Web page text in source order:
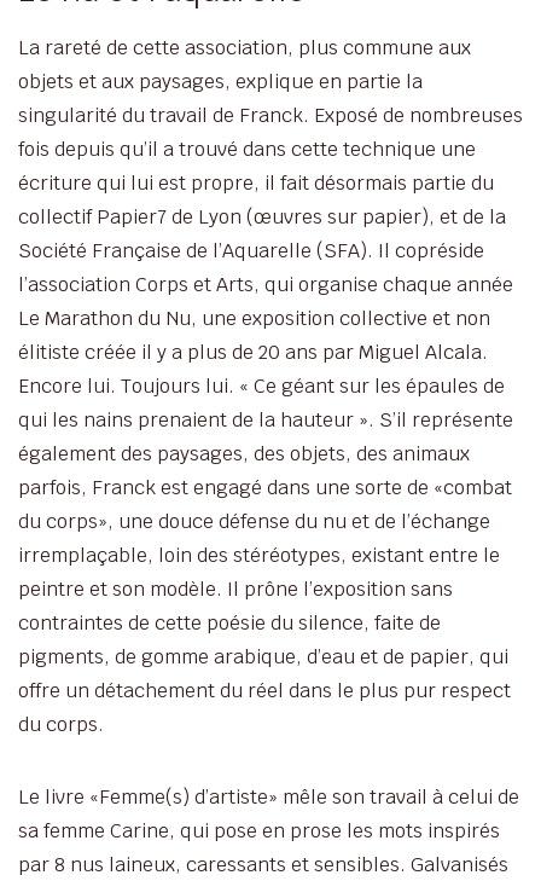
La rareté de cette association, plus commune aux
objets et aux paysages, explique en partie la
singularité du travail de Franck. Exposé de nombreuses
fois depuis qu’il a trouvé dans cette technique une
écriture qui lui est propre, il fait désormais partie du
collectif Papier7 de Lyon (œuvres sur papier), et de la
Société Française de l’Aquarelle (SFA). Il copréside
l’association Corps et Arts, qui organise chaque année
Le Marathon du Nu, une exposition collective et non
élitiste créée il y a plus de 20 ans par Miguel Alcala.
Encore lui. Toujours lui. « Ce géant sur les épaules de
qui les nains prenaient de la hauteur ». S’il représente
également des paysages, des objets, des animaux
parfois, Franck est engagé dans une sorte de «combat
du corps», une douce défense du nu et de l’échange
irremplaçable, loin des stéréotypes, existant entre le
peintre et son modèle. Il prône l’exposition sans
contraintes de cette poésie du silence, faite de
pigments, de gomme arabique, d’eau et de papier, qui
offre un détachement du réel dans le plus pur respect
du corps.
Le livre «Femme(s) d’artiste» mêle son travail à celui de
sa femme Carine, qui pose en prose les mots inspirés
par 8 nus laineux, caressants et sensibles. Galvanisés